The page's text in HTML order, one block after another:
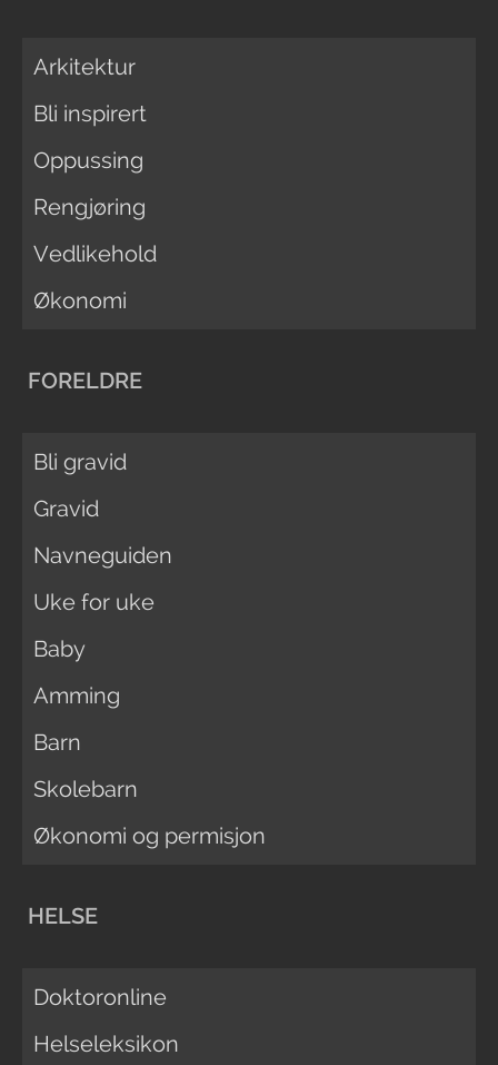
Arkitektur
Bli inspirert
Oppussing
Rengjøring
Vedlikehold
Økonomi
FORELDRE
Bli gravid
Gravid
Navneguiden
Uke for uke
Baby
Amming
Barn
Skolebarn
Økonomi og permisjon
HELSE
Doktoronline
Helseleksikon